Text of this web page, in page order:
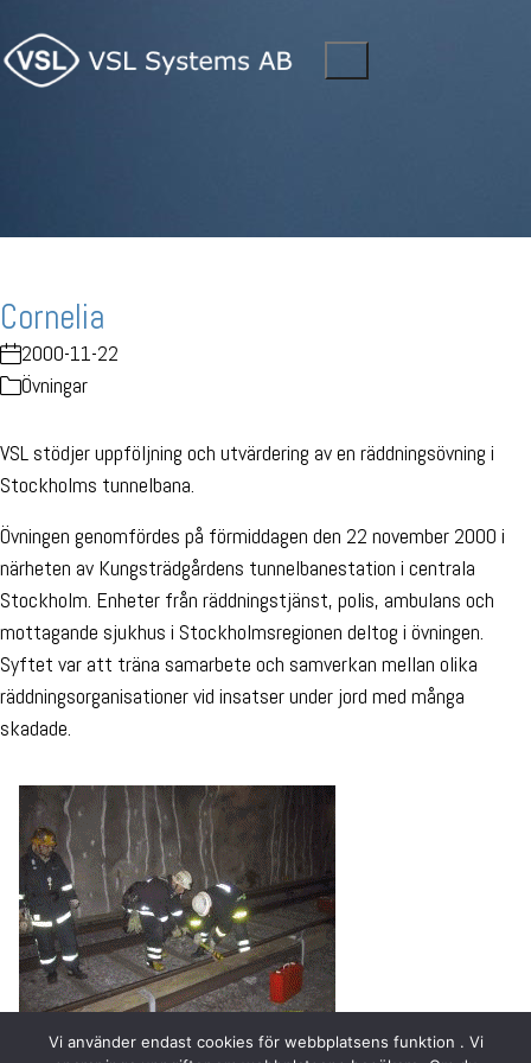
Cornelia
2000-11-22
Övningar
VSL stödjer uppföljning och utvärdering av en räddningsövning i
Stockholms tunnelbana.
Övningen genomfördes på förmiddagen den 22 november 2000 i
närheten av Kungsträdgårdens tunnelbanestation i centrala
Stockholm. Enheter från räddningstjänst, polis, ambulans och
mottagande sjukhus i Stockholmsregionen deltog i övningen.
Syftet var att träna samarbete och samverkan mellan olika
räddningsorganisationer vid insatser under jord med många
skadade.
Vi använder endast cookies för webbplatsens funktion . Vi